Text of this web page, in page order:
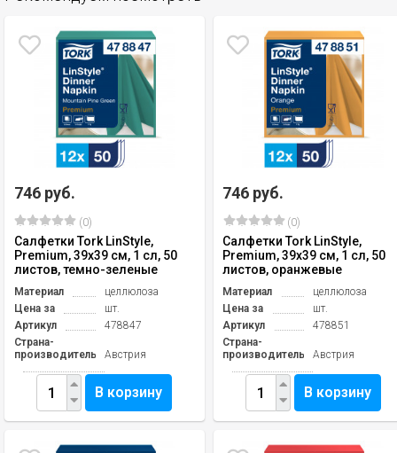
746 руб.
(0)
Салфетки Tork LinStyle,
Premium, 39х39 см, 1 сл, 50
листов, темно-зеленые
Материал
целлюлоза
Цена за
шт.
Артикул
478847
Страна-
производитель
Австрия
В корзину
746 руб.
(0)
Салфетки Tork LinStyle,
Premium, 39х39 см, 1 сл, 50
листов, оранжевые
Материал
целлюлоза
Цена за
шт.
Артикул
478851
Страна-
производитель
Австрия
В корзину